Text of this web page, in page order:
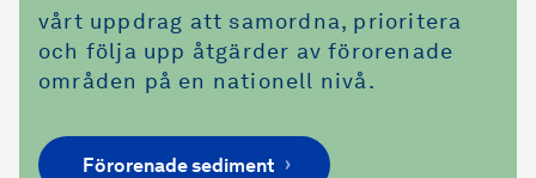
vårt uppdrag att samordna, prioritera
och följa upp åtgärder av förorenade
områden på en nationell nivå.
Förorenade sediment